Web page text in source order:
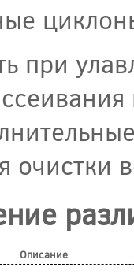
при
очистки
Описание